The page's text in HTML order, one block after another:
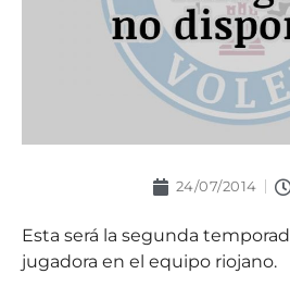
24/07/2014
Esta será la segunda
jugadora en el equipo riojano.